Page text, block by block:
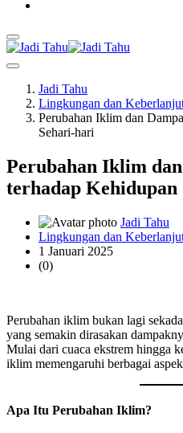
Jadi Tahu
Lingkungan dan
Perubahan Iklim dan
Sehari-hari
Perubahan Iklim
terhadap
Jadi Tahu
Lingkungan dan
1 Januari 2025
(0)
Perubahan iklim bukan lagi
yang semakin dirasakan
Mulai dari cuaca ekstrem hingga
iklim memengaruhi berbagai
Apa Itu Perubahan Iklim?